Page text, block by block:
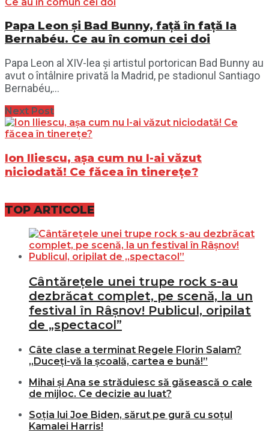
Papa Leon și Bad Bunny, față în față la
Bernabéu. Ce au în comun cei doi
Papa Leon al XIV-lea și artistul portorican Bad Bunny au
avut o întâlnire privată la Madrid, pe stadionul Santiago
Bernabéu,...
Next Post
Ion Iliescu, așa cum nu l-ai văzut
niciodată! Ce făcea în tinerețe?
TOP ARTICOLE
Cântărețele unei trupe rock s-au
dezbrăcat complet, pe scenă, la un
festival în Râșnov! Publicul, oripilat
de „spectacol”
Câte clase a terminat Regele Florin Salam?
„Duceți-vă la școală, cartea e bună!”
Mihai și Ana se străduiesc să găsească o cale
de mijloc. Ce decizie au luat?
Soția lui Joe Biden, sărut pe gură cu soțul
Kamalei Harris!